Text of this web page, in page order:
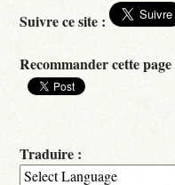
Suivre ce site :
Recommander cette page
Traduire :